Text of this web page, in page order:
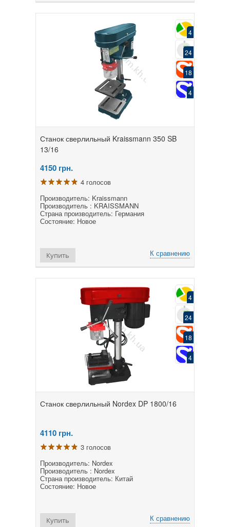
4
24
18
4
Станок сверлильный Kraissmann 350 SB
13/16
4150 грн.
4 голосов
Производитель: Kraissmann
Производитель : KRAISSMANN
Страна производитель: Германия
Состояние: Новое
К сравнению
Купить
4
24
18
4
Станок сверлильный Nordex DP 1800/16
4110 грн.
3 голосов
Производитель: Nordex
Производитель : Nordex
Страна производитель: Китай
Состояние: Новое
К сравнению
Купить